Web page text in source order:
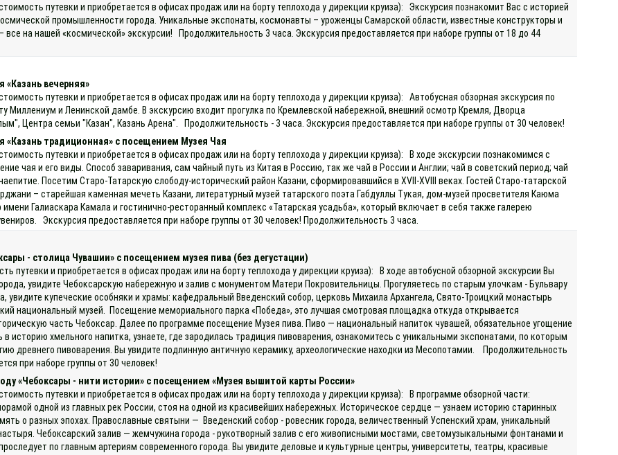
путевки и приобретается в офисах продаж или на борту теплохода у дирекции круиза): Экскурсия познакомит Вас с историей
промышленности города. Уникальные экспонаты, космонавты – уроженцы Самарской области, известные конструкторы и
все на нашей «космической» экскурсии! Продолжительность 3 часа. Экскурсия предоставляется при наборе группы от 18 до 44
«Казань вечерняя»
путевки и приобретается в офисах продаж или на борту теплохода у дирекции круиза): Автобусная обзорная экскурсия по
Миллениум и Ленинской дамбе. В экскурсию входит прогулка по Кремлевской набережной, внешний осмотр Кремля, Дворца
Центра семьи "Казан", Казань Арена". Продолжительность - 3 часа. Экскурсия предоставляется при наборе группы от 30 человек!
«Казань традиционная» с посещением Музея Чая
путевки и приобретается в офисах продаж или на борту теплохода у дирекции круиза): В ходе экскурсии познакомимся с
чая и его виды. Способ заваривания, сам чайный путь из Китая в Россию, так же чай в России и Англии; чай в советский период; чай
Посетим Старо-Татарскую слободу-исторический район Казани, сформировавшийся в XVII-XVIII веках. Гостей Старо-татарской
– старейшая каменная мечеть Казани, литературный музей татарского поэта Габдуллы Тукая, дом-музей просветителя Каюма
Галиаскара Камала и гостинично-ресторанный комплекс «Татарская усадьба», который включает в себя также галерею
Экскурсия предоставляется при наборе группы от 30 человек! Продолжительность 3 часа.
- столица Чувашии» с посещением музея пива (без дегустации)
путевки и приобретается в офисах продаж или на борту теплохода у дирекции круиза): В ходе автобусной обзорной экскурсии Вы
увидите Чебоксарскую набережную и залив с монументом Матери Покровительницы. Прогуляетесь по старым улочкам - Бульвару
увидите купеческие особняки и храмы: кафедральный Введенский собор, церковь Михаила Архангела, Свято-Троицкий монастырь
национальный музей. Посещение мемориального парка «Победа», это лучшая смотровая площадка откуда открывается
часть Чебоксар. Далее по программе посещение Музея пива. Пиво — национальный напиток чувашей, обязательное угощение
в историю хмельного напитка, узнаете, где зародилась традиция пивоварения, ознакомитесь с уникальными экспонатами, по которым
древнего пивоварения. Вы увидите подлинную античную керамику, археологические находки из Месопотамии. Продолжительность
при наборе группы от 30 человек!
«Чебоксары - нити истории» с посещением «Музея вышитой карты России»
путевки и приобретается в офисах продаж или на борту теплохода у дирекции круиза): В программе обзорной части:
одной из главных рек России, стоя на одной из красивейших набережных. Историческое сердце — узнаем историю старинных
о разных эпохах. Православные святыни — Введенский собор - ровесник города, величественный Успенский храм, уникальный
Чебоксарский залив — жемчужина города - рукотворный залив с его живописными мостами, светомузыкальными фонтанами и
по главным артериям современного города. Вы увидите деловые и культурные центры, университеты, театры, красивые